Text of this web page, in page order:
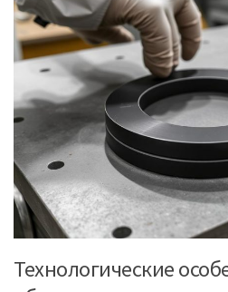
Технологические